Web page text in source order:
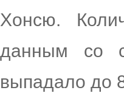
Хонсю.
данным со
выпадало до